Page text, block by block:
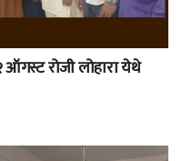
ऑगस्ट रोजी लोहारा येथे